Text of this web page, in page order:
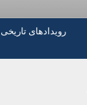
رویدادهای تاریخی